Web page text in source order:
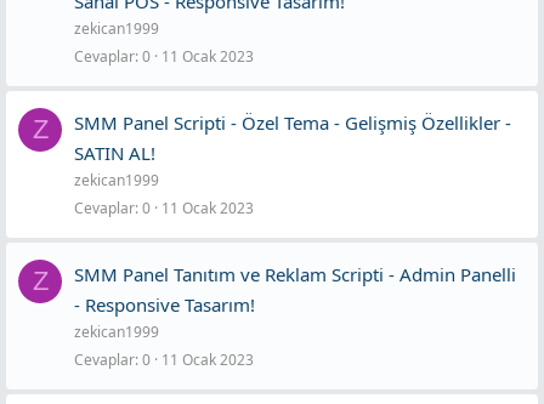
zekican1999
Cevaplar 0 11 Ocak 2023
Z
SMM Panel Scripti - Özel Tema - Gelişmiş Özellikler -
SATIN AL!
zekican1999
Cevaplar 0 11 Ocak 2023
Z
SMM Panel Tanıtım ve Reklam Scripti - Admin Panelli
- Responsive Tasarım!
zekican1999
Cevaplar 0 11 Ocak 2023